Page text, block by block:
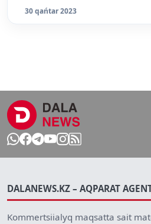
30 qańtar 2023
DALANEWS.KZ – AQPARAT
Kommertsiialyq maqsatta sait